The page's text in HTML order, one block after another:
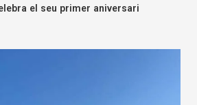
el seu primer aniversari